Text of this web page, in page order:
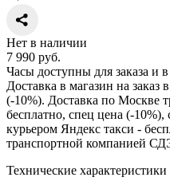
Нет в наличии
7 990 руб.
Часы доступны для заказа и
Доставка в магазин на заказ
(-10%). Доставка по Москве
бесплатно, спец цена (-10%),
курьером Яндекс такси -
транспортной компанией
Технические характеристики